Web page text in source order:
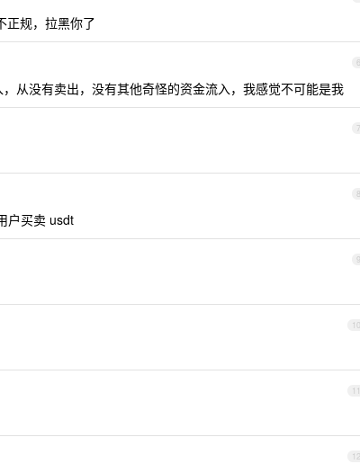
正规，拉黑你了
6
从没有卖出，没有其他奇怪的资金流入，我感觉不可能是我
7
8
户买卖 usdt
9
10
11
12